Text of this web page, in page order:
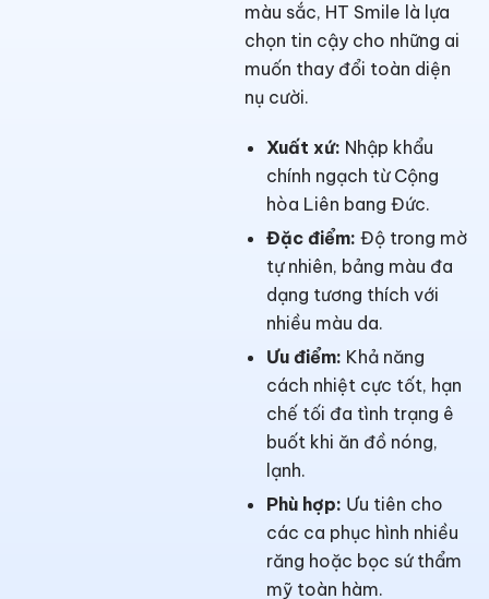
màu sắc, HT Smile là lựa
chọn tin cậy cho những ai
muốn thay đổi toàn diện
nụ cười.
Xuất xứ: Nhập khẩu
chính ngạch từ Cộng
hòa Liên bang Đức.
Đặc điểm: Độ trong mờ
tự nhiên, bảng màu đa
dạng tương thích với
nhiều màu da.
Ưu điểm: Khả năng
cách nhiệt cực tốt, hạn
chế tối đa tình trạng ê
buốt khi ăn đồ nóng,
lạnh.
Phù hợp: Ưu tiên cho
các ca phục hình nhiều
răng hoặc bọc sứ thẩm
mỹ toàn hàm.